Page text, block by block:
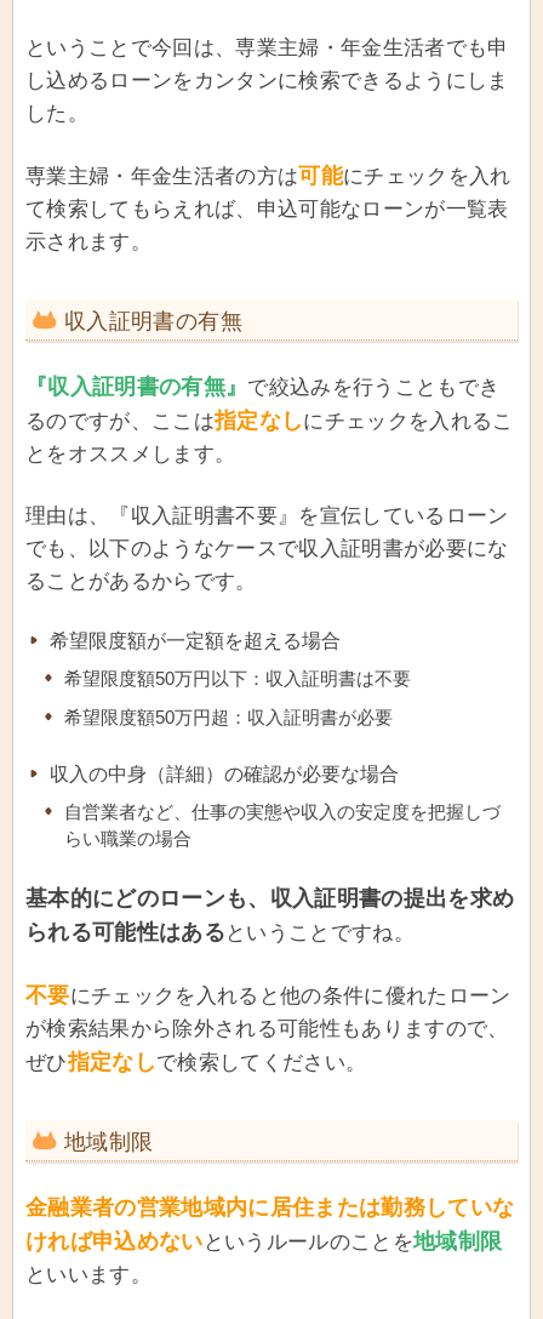
ということで今回は、専業主婦・年金生活者でも申
し込めるローンをカンタンに検索できるようにしま
した。
専業主婦・年金生活者の方は可能にチェックを入れ
て検索してもらえれば、申込可能なローンが一覧表
示されます。
収入証明書の有無
『収入証明書の有無』 で絞込みを行うこともでき
るのですが、ここは指定なしにチェックを入れるこ
とをオススメします。
理由は、『収入証明書不要』を宣伝しているローン
でも、以下のようなケースで収入証明書が必要にな
ることがあるからです。
希望限度額が一定額を超える場合
希望限度額50万円以下：収入証明書は不要
希望限度額50万円超：収入証明書が必要
収入の中身（詳細）の確認が必要な場合
自営業者など、仕事の実態や収入の安定度を把握しづ
らい職業の場合
基本的にどのローンも、収入証明書の提出を求め
られる可能性はある ということですね。
不要にチェックを入れると他の条件に優れたローン
が検索結果から除外される可能性もありますので、
ぜひ指定なしで検索してください。
地域制限
金融業者の営業地域内に居住または勤務していな
ければ申込めない というルールのことを地域制限
といいます。